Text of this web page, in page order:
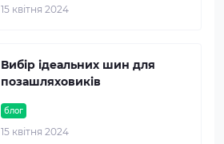
15 квітня 2024
блог
15 квітня 2024
Вибір ідеальних шин для
позашляховиків